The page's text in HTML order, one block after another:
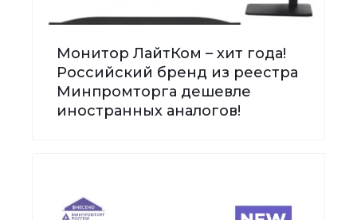
Монитор ЛайтКом – хит года!
Российский бренд из реестра
Минпромторга дешевле
иностранных аналогов!